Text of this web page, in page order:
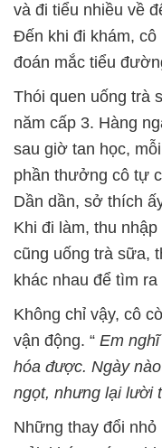
và đi tiểu nhiều về
Đến khi đi khám, cô
đoán mắc tiểu
Thói quen uống trà
năm cấp 3. Hàng
sau giờ tan học,
phần thưởng cô tự
Dần dần, sở thích
Khi đi làm, thu
cũng uống trà sữa,
khác nhau để tìm
Không chỉ vậy, cô
vận động. “ Em
hóa được. Ngày
ngọt, nhưng lại lười
Những thay đổi